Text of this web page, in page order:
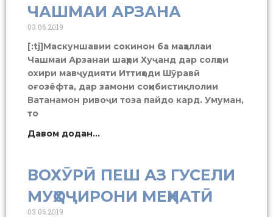
ЧАШМАИ АРЗАНА
03.06.2019
[:tj]Маскуншавии сокинон ба маҳаллаи
Чашмаи Арзанаи шаҳри Хуҷанд дар солҳои
охири мавҷудияти Иттиҳоди Шӯравӣ
оғозёфта, дар замони соҳибистиқлолии
Ватанамон ривоҷи тоза пайдо кард. Умуман,
то
Давом додан...
ВОХӮРӢ ПЕШ АЗ ГУСЕЛИ
МУҲОҶИРОНИ МЕҲНАТӢ
03.06.2019